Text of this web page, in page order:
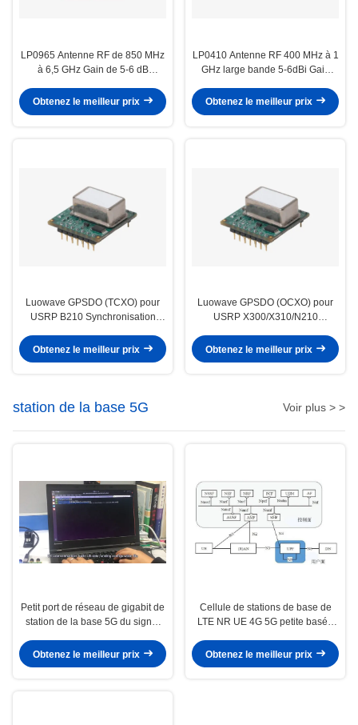
LP0965 Antenne RF de 850 MHz
à 6,5 GHz Gain de 5-6 dB
de PCB périodique
Obtenez le meilleur prix
LP0410 Antenne RF 400 MHz à 1
GHz large bande 5-6dBi Gain
directionnelle
Obtenez le meilleur prix
Luowave GPSDO (TCXO) pour
USRP B210 Synchronisation
signal PPS
Obtenez le meilleur prix
Luowave GPSDO (OCXO) pour
USRP X300/X310/N210
MHz référence et 1 signal PPS
Obtenez le meilleur prix
station de la base 5G Voir plus > >
Petit port de réseau de gigabit de
station de la base 5G du signal
Obtenez le meilleur prix
Cellule de stations de base de
LTE NR UE 4G 5G petite basée
Obtenez le meilleur prix